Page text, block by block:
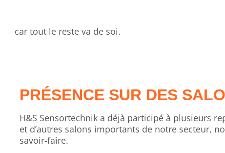
car tout le reste va de soi.
PRÉSENCE SUR DES
H&S Sensortechnik a déjà participé à plusieurs
et d’autres salons importants de notre secteur,
savoir-faire.